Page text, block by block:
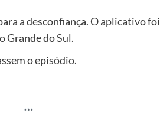
a desconfiança. O aplicativo foi
Grande do Sul.
o episódio.